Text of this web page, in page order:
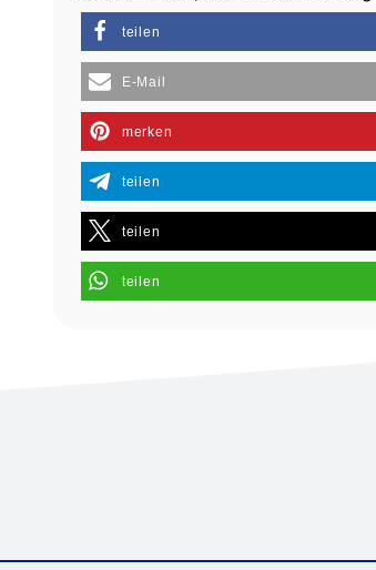
teilen
E-Mail
merken
teilen
teilen
teilen